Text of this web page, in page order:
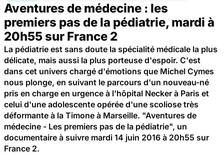
Aventures de médecine : les
premiers pas de la pédiatrie, mardi à
20h55 sur France 2
La pédiatrie est sans doute la spécialité médicale la plus
délicate, mais aussi la plus porteuse d'espoir. C'est
dans cet univers chargé d'émotions que Michel Cymes
nous plonge, en suivant le parcours d'un nouveau-né
pris en charge en urgence à l'hôpital Necker à Paris et
celui d'une adolescente opérée d'une scoliose très
déformante à la Timone à Marseille. "Aventures de
médecine - Les premiers pas de la pédiatrie", un
documentaire à suivre mardi 14 juin 2016 à 20h55 sur
France 2.